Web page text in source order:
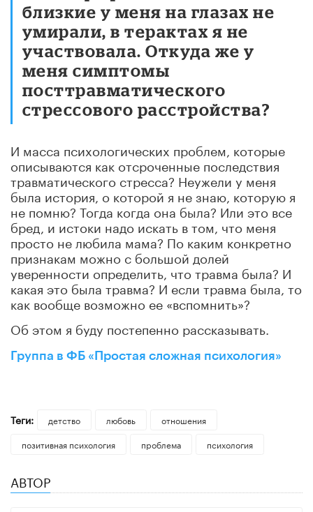
близкие у меня на глазах не
умирали, в терактах я не
участвовала. Откуда же у
меня симптомы
посттравматического
стрессового расстройства?
И масса психологических проблем, которые
описываются как отсроченные последствия
травматического стресса? Неужели у меня
была история, о которой я не знаю, которую я
не помню? Тогда когда она была? Или это все
бред, и истоки надо искать в том, что меня
просто не любила мама? По каким конкретно
признакам можно с большой долей
уверенности определить, что травма была? И
какая это была травма? И если травма была, то
как вообще возможно ее «вспомнить»?
Об этом я буду постепенно рассказывать.
Группа в ФБ «Простая сложная психология»
Теги: детство любовь
отношения
позитивная психология
проблема психология
АВТОР